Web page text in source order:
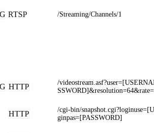
RTSP /Streaming/Channels/1
HTTP
/
HTTP
/cgi-bin/
ginpas=[PASSWORD]